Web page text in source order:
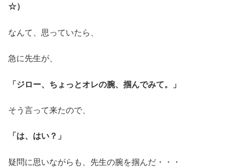
☆）
なんて、思っていたら、
急に先生が、
「ジロー、ちょっとオレの腕、掴んでみて。」
そう言って来たので、
「は、はい？」
疑問に思いながらも、先生の腕を掴んだ・・・